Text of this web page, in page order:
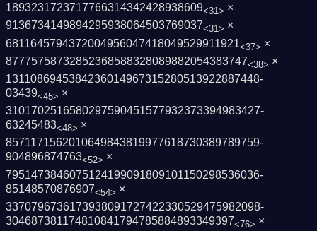
1893231723717766314342428938609<31> ×
9136734149894295938064503769037<31> ×
6811645794372004956047418049529911921<37> ×
87775758732852368588328089882054383747<38> ×
1311086945384236014967315280513922887448­
03439<45> ×
3101702516580297590451577932373394983427­
63245483<48> ×
8571171562010649843819977618730389789759­
904896874763<52> ×
7951473846075124199091809101150298536036­
85148570876907<54> ×
3370796736173938091727422330529475982098­
304687381174810841794785884893349397<76> ×